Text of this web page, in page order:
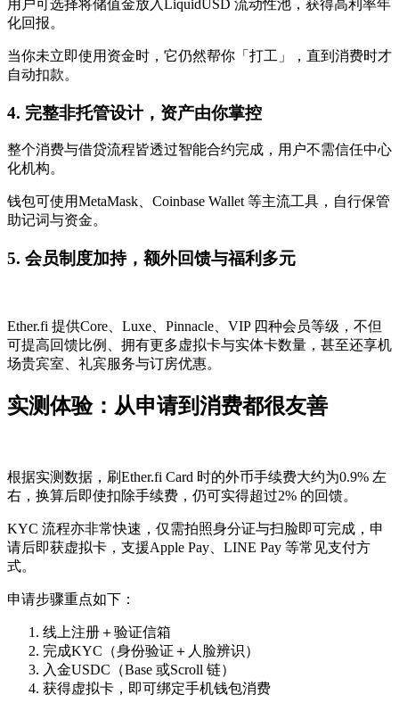
用户可选择将储值金放入LiquidUSD 流动性池，获得高利率年
化回报。
当你未立即使用资金时，它仍然帮你「打工」，直到消费时才
自动扣款。
4. 完整非托管设计，资产由你掌控
整个消费与借贷流程皆透过智能合约完成，用户不需信任中心
化机构。
钱包可使用MetaMask、Coinbase Wallet 等主流工具，自行保管
助记词与资金。
5. 会员制度加持，额外回馈与福利多元
Ether.fi 提供Core、Luxe、Pinnacle、VIP 四种会员等级，不但
可提高回馈比例、拥有更多虚拟卡与实体卡数量，甚至还享机
场贵宾室、礼宾服务与订房优惠。
实测体验：从申请到消费都很友善
根据实测数据，刷Ether.fi Card 时的外币手续费大约为0.9% 左
右，换算后即使扣除手续费，仍可实得超过2% 的回馈。
KYC 流程亦非常快速，仅需拍照身分证与扫脸即可完成，申
请后即获虚拟卡，支援Apple Pay、LINE Pay 等常见支付方
式。
申请步骤重点如下：
线上注册＋验证信箱
完成KYC（身份验证＋人脸辨识）
入金USDC（Base 或Scroll 链）
获得虚拟卡，即可绑定手机钱包消费